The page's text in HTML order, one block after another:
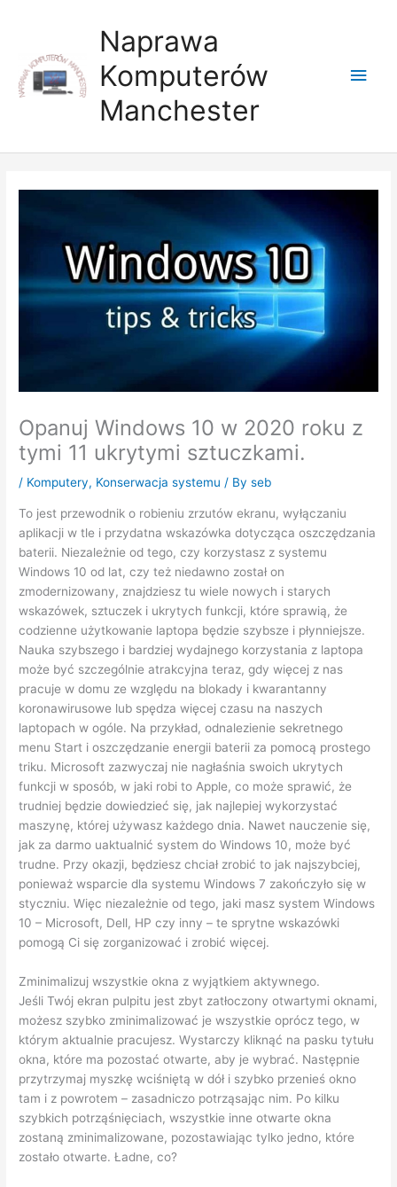
Naprawa
Komputerów
Manchester
Opanuj Windows 10 w 2020 roku z
tymi 11 ukrytymi sztuczkami.
/ Komputery, Konserwacja systemu / Byseb
To jest przewodnik o robieniu zrzutów ekranu, wyłączaniu
aplikacji w tle i przydatna wskazówka dotycząca oszczędzania
baterii. Niezależnie od tego, czy korzystasz z systemu
Windows 10 od lat, czy też niedawno został on
zmodernizowany, znajdziesz tu wiele nowych i starych
wskazówek, sztuczek i ukrytych funkcji, które sprawią, że
codzienne użytkowanie laptopa będzie szybsze i płynniejsze.
Nauka szybszego i bardziej wydajnego korzystania z laptopa
może być szczególnie atrakcyjna teraz, gdy więcej z nas
pracuje w domu ze względu na blokady i kwarantanny
koronawirusowe lub spędza więcej czasu na naszych
laptopach w ogóle. Na przykład, odnalezienie sekretnego
menu Start i oszczędzanie energii baterii za pomocą prostego
triku. Microsoft zazwyczaj nie nagłaśnia swoich ukrytych
funkcji w sposób, w jaki robi to Apple, co może sprawić, że
trudniej będzie dowiedzieć się, jak najlepiej wykorzystać
maszynę, której używasz każdego dnia. Nawet nauczenie się,
jak za darmo uaktualnić system do Windows 10, może być
trudne. Przy okazji, będziesz chciał zrobić to jak najszybciej,
ponieważ wsparcie dla systemu Windows 7 zakończyło się w
styczniu. Więc niezależnie od tego, jaki masz system Windows
10 – Microsoft, Dell, HP czy inny – te sprytne wskazówki
pomogą Ci się zorganizować i zrobić więcej.
Zminimalizuj wszystkie okna z wyjątkiem aktywnego.
Jeśli Twój ekran pulpitu jest zbyt zatłoczony otwartymi oknami,
możesz szybko zminimalizować je wszystkie oprócz tego, w
którym aktualnie pracujesz. Wystarczy kliknąć na pasku tytułu
okna, które ma pozostać otwarte, aby je wybrać. Następnie
przytrzymaj myszkę wciśniętą w dół i szybko przenieś okno
tam i z powrotem – zasadniczo potrząsając nim. Po kilku
szybkich potrząśnięciach, wszystkie inne otwarte okna
zostaną zminimalizowane, pozostawiając tylko jedno, które
zostało otwarte. Ładne, co?